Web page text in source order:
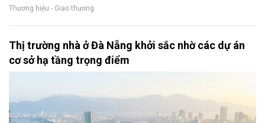
Thương hiệu - Giao thương
Thị trường nhà ở Đà Nẵng khởi sắc nhờ các dự án
cơ sở hạ tầng trọng điểm